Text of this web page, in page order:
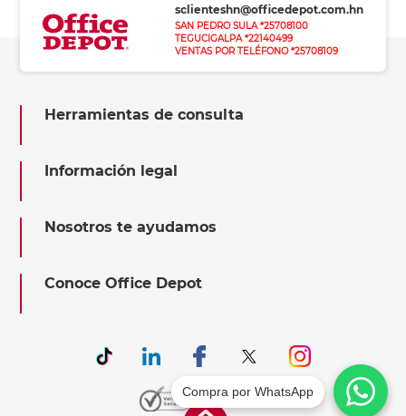
sclienteshn@officedepot.com.hn
SAN PEDRO SULA *25708100
TEGUCIGALPA *22140499
VENTAS POR TELÉFONO *25708109
Herramientas de consulta
Información legal
Nosotros te ayudamos
Conoce Office Depot
Compra por WhatsApp